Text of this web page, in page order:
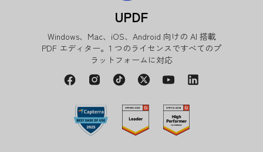
UPDF
Windows、Mac、iOS、Android 向けの AI 搭載
PDF エディター。1 つのライセンスですべてのプ
ラットフォームに対応